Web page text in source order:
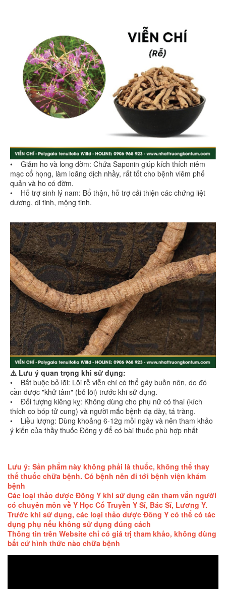
• Giảm ho và long đờm: Chứa Saponin giúp kích thích niêm
mạc cổ họng, làm loãng dịch nhầy, rất tốt cho bệnh viêm phế
quản và ho có đờm.
• Hỗ trợ sinh lý nam: Bổ thận, hỗ trợ cải thiện các chứng liệt
dương, di tinh, mộng tinh.
⚠️ Lưu ý quan trọng khi sử dụng:
• Bắt buộc bỏ lõi: Lõi rễ viễn chí có thể gây buồn nôn, do đó
cần được "khử tâm" (bỏ lõi) trước khi sử dụng.
• Đối tượng kiêng kỵ: Không dùng cho phụ nữ có thai (kích
thích co bóp tử cung) và người mắc bệnh dạ dày, tá tràng.
• Liều lượng: Dùng khoảng 6-12g mỗi ngày và nên tham khảo
ý kiến của thầy thuốc Đông y để có bài thuốc phù hợp nhất
Lưu ý: Sản phẩm này không phải là thuốc, không thể thay
thế thuốc chữa bệnh. Có bệnh nên đi tới bệnh viện khám
bệnh
Các loại thảo dược Đông Y khi sử dụng cần tham vấn người
có chuyên môn về Y Học Cổ Truyền Y Sĩ, Bác Sĩ, Lương Y.
Trước khi sử dụng, các loại thảo dược Đông Y có thể có tác
dụng phụ nếu không sử dụng đúng cách
Thông tin trên Website chỉ có giá trị tham khảo, không dùng
bất cứ hình thức nào chữa bệnh